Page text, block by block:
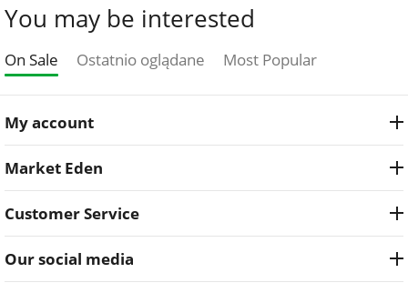
You may be interested
On Sale Ostatnio oglądane Most Popular
My account
Market Eden
Customer Service
Our social media